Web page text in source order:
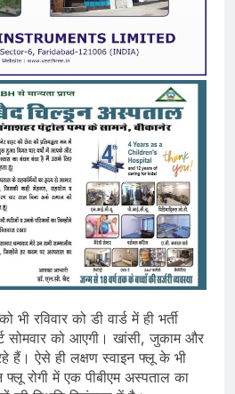
भी रविवार को डी वार्ड में ही भर्ती
सोमवार को आएगी। खांसी, जुकाम और
हैं। ऐसे ही लक्षण स्वाइन फ्लू के भी
रोगी में एक पीबीएम अस्पताल का